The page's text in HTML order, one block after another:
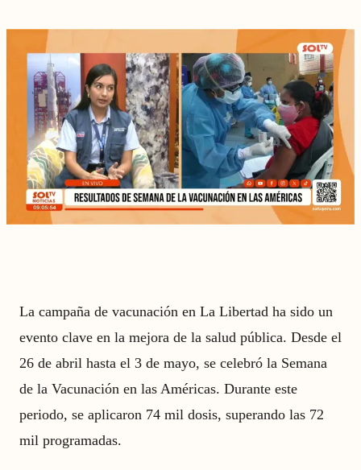
La campaña de vacunación en La Libertad ha sido un
evento clave en la mejora de la salud pública. Desde el
26 de abril hasta el 3 de mayo, se celebró la Semana
de la Vacunación en las Américas. Durante este
periodo, se aplicaron 74 mil dosis, superando las 72
mil programadas.